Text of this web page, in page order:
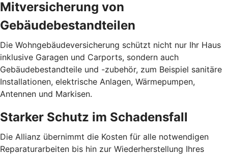
Mitversicherung von
Gebäudebestandteilen
Die Wohngebäudeversicherung schützt nicht nur Ihr Haus
inklusive Garagen und Carports, sondern auch
Gebäudebestandteile und -zubehör, zum Beispiel sanitäre
Installationen, elektrische Anlagen, Wärmepumpen,
Antennen und Markisen.
Starker Schutz im Schadensfall
Die Allianz übernimmt die Kosten für alle notwendigen
Reparaturarbeiten bis hin zur Wiederherstellung Ihres